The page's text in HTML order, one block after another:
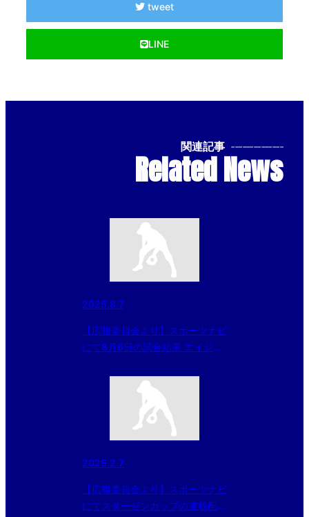
tweet
LINE
関連記事 --------------
Related News
2025.8.7
【広報委員会より】スポーツナビ
にて8月6日の試合結果 エイジェ
選手権大会 小学部決勝、みごと
滋賀大津が初優勝
2025.2.7
【広報委員会より】スポーツナビ
にてスターゼンカップの連載配信